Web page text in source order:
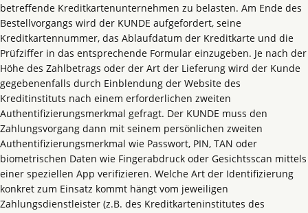
betreffende Kreditkartenunternehmen zu belasten. Am Ende des
Bestellvorgangs wird der KUNDE aufgefordert, seine
Kreditkartennummer, das Ablaufdatum der Kreditkarte und die
Prüfziffer in das entsprechende Formular einzugeben. Je nach der
Höhe des Zahlbetrags oder der Art der Lieferung wird der Kunde
gegebenenfalls durch Einblendung der Website des
Kreditinstituts nach einem erforderlichen zweiten
Authentifizierungsmerkmal gefragt. Der KUNDE muss den
Zahlungsvorgang dann mit seinem persönlichen zweiten
Authentifizierungsmerkmal wie Passwort, PIN, TAN oder
biometrischen Daten wie Fingerabdruck oder Gesichtsscan mittels
einer speziellen App verifizieren. Welche Art der Identifizierung
konkret zum Einsatz kommt hängt vom jeweiligen
Zahlungsdienstleister (z.B. des Kreditkarteninstitutes des